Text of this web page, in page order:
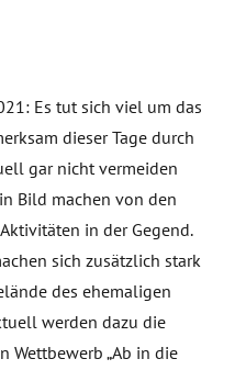
Es tut sich viel um das
dieser Tage durch
gar nicht vermeiden
Bild machen von den
in der Gegend.
sich zusätzlich stark
des ehemaligen
werden dazu die
Wettbewerb „Ab in die